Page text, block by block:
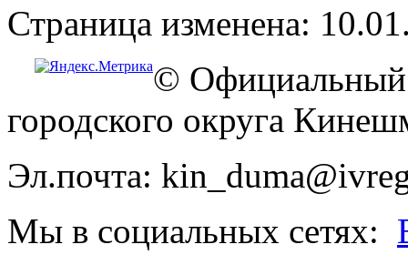
Страница изменена:
© Официальный
городского округа
Эл.почта:
Мы в социальных сетях: